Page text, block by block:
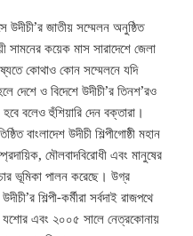
জাতীয় সম্মেলন অনুষ্ঠিত
সামনের কয়েক মাস সারাদেশে জেলা
কোথাও কোন সম্মেলনে যদি
দেশে ও বিদেশে উদীচী’র তিনশ’রও
বলেও হুঁশিয়ারি দেন বক্তারা।
বাংলাদেশ উদীচী শিল্পীগোষ্ঠী মহান
মৌলবাদবিরোধী এবং মানুষের
ভূমিকা পালন করেছে। উগ্র
শিল্পী-কর্মীরা সর্বদাই রাজপথে
যশোর এবং ২০০৫ সালে নেত্রকোনায়